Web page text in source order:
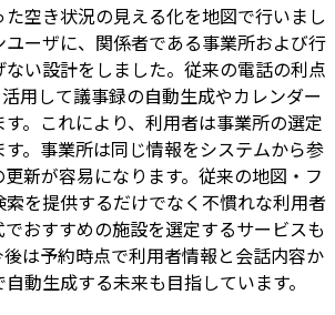
空き状況の見える化を地図で行いまし
ーザに、関係者である事業所および行
い設計をしました。従来の電話の利点
用して議事録の自動生成やカレンダー
。これにより、利用者は事業所の選定
。事業所は同じ情報をシステムから参
新が容易になります。従来の地図・フ
を提供するだけでなく不慣れな利用者
おすすめの施設を選定するサービスも
は予約時点で利用者情報と会話内容か
動生成する未来も目指しています。